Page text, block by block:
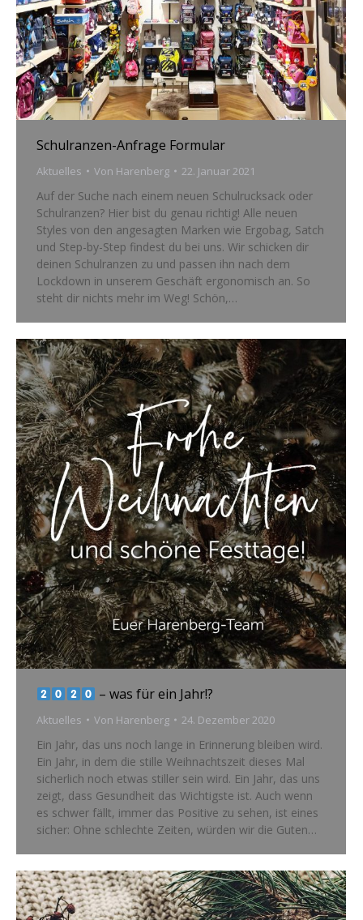
Schulranzen-Anfrage Formular
Aktuelles Von Harenberg 22. Januar 2021
Auf der Suche nach einem neuen Schulrucksack oder
Schulranzen? Hier bist du genau richtig! Alle neuen
Styles von den angesagten Marken wie Ergobag, Satch
und Step-by-Step findest du bei uns. Wir schicken dir
deinen Schulranzen zu und passen ihn nach dem
Lockdown in unserem Geschäft ergonomisch an. So
steht dir nichts mehr im Weg! Schön,…
– was für ein Jahr!?
Aktuelles Von Harenberg 24. Dezember 2020
Ein Jahr, das uns noch lange in Erinnerung bleiben wird.
Ein Jahr, in dem die stille Weihnachtszeit dieses Mal
sicherlich noch etwas stiller sein wird. Ein Jahr, das uns
zeigt, dass Gesundheit das Wichtigste ist. Auch wenn
es schwer fällt, immer das Positive zu sehen, ist eines
sicher: Ohne schlechte Zeiten, würden wir die Guten…